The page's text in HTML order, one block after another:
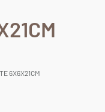
6X6X21CM